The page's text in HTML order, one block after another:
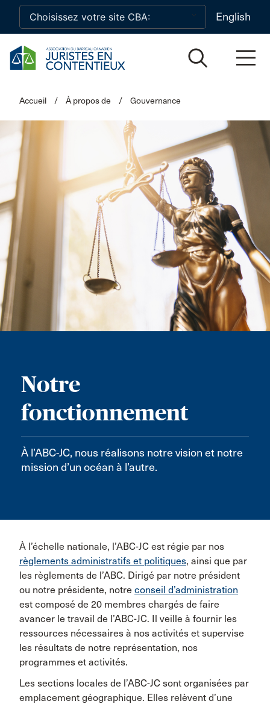
Skip to main content
English
Accueil / À propos de / Gouvernance
Notre
fonctionnement
À l’ABC-JC, nous réalisons notre vision et notre
mission d’un océan à l’autre.
À l’échelle nationale, l’ABC-JC est régie par nos
règlements administratifs et politiques, ainsi que par
les règlements de l’ABC. Dirigé par notre président
ou notre présidente, notre conseil d’administration
est composé de 20 membres chargés de faire
avancer le travail de l’ABC-JC. Il veille à fournir les
ressources nécessaires à nos activités et supervise
les résultats de notre représentation, nos
programmes et activités.
Les sections locales de l’ABC-JC sont organisées par
emplacement géographique. Elles relèvent d’une